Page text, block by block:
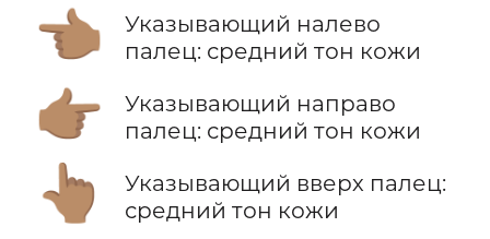
👈🏽
Указывающий налево
палец: средний тон кожи
👉🏽
Указывающий направо
палец: средний тон кожи
👆🏽
Указывающий вверх палец:
средний тон кожи